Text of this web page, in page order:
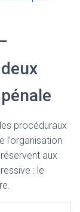
procéduraux
l’organisation
aux
: le